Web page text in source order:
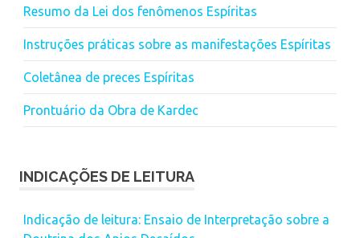
Resumo da Lei dos fenômenos Espíritas
Instruções práticas sobre as manifestações Espíritas
Coletânea de preces Espíritas
Prontuário da Obra de Kardec
INDICAÇÕES DE LEITURA
Indicação de leitura: Ensaio de Interpretação sobre a